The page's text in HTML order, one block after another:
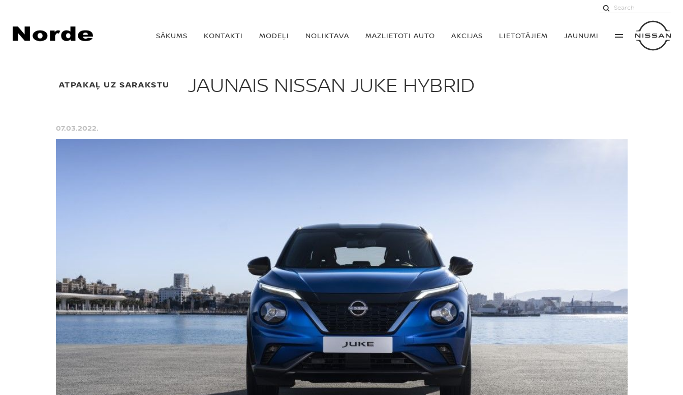
SĀKUMS KONTAKTI MODEĻI NOLIKTAVA MAZLIETOTI AUTO AKCIJAS LIETOTĀJIEM JAUNUMI
ATPAKAĻ UZ SARAKSTU JAUNAIS NISSAN JUKE HYBRID
07.03.2022.